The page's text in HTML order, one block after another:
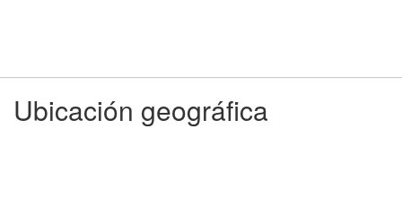
Ubicación geográfica